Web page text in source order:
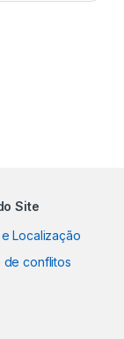
Site
Localização
de conflitos